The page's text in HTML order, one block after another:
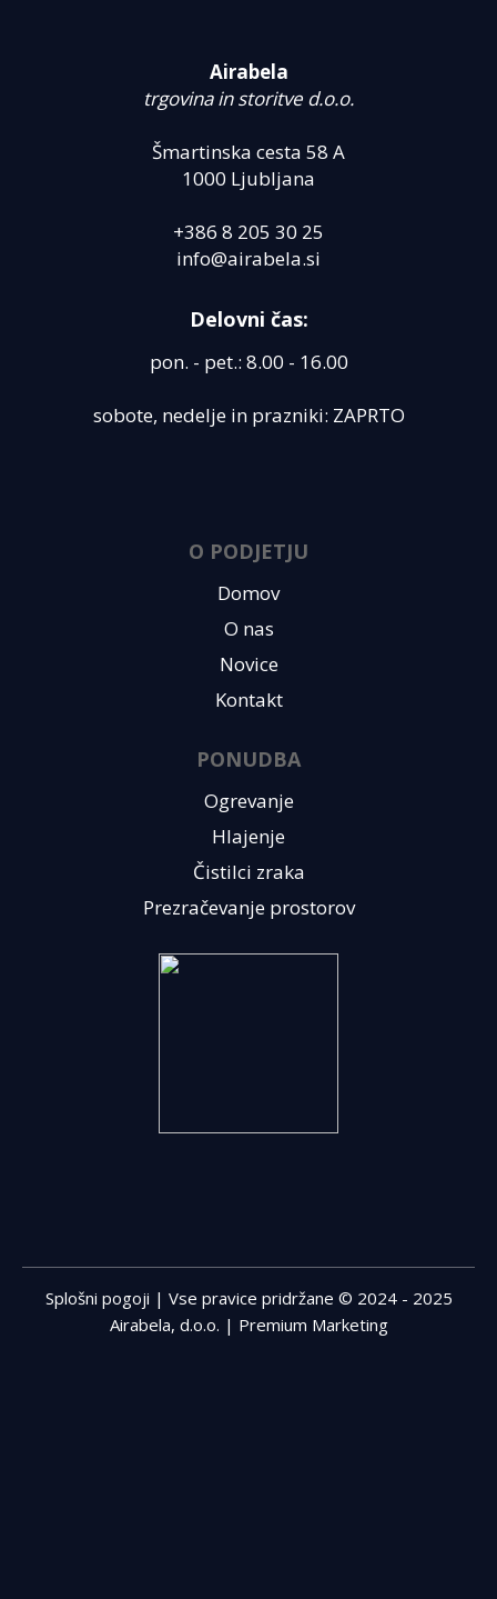
Airabela
trgovina in storitve d.o.o.
Šmartinska cesta 58 A
1000 Ljubljana
+386 8 205 30 25
info@airabela.si
Delovni čas:
pon. - pet.: 8.00 - 16.00
sobote, nedelje in prazniki: ZAPRTO
O PODJETJU
Domov
O nas
Novice
Kontakt
PONUDBA
Ogrevanje
Hlajenje
Čistilci zraka
Prezračevanje prostorov
Splošni pogoji | Vse pravice pridržane © 2024 - 2025
Airabela, d.o.o. | Premium Marketing